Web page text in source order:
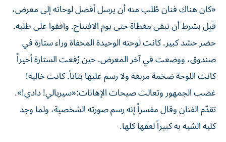
«كان هناك فنان طُلب منه أن يرسل أفضل لوحاته إلى معرض،
قَبِل بشرط أن تبقى مغطاة حتى يوم الافتتاح. وافقوا على طلبه.
حضر حشد كبير. كانت لوحته الوحيدة المخفاة وراء ستارة في
صندوق، ووضعت في آخر المعرض. حين رُفعت الستارة أخيراً
كانت اللوحة ضخمة مربعة ولا رسم عليها بتاتاً. كانت خالية!
غضب الجمهور وتعالت صيحات الإهانات:«سيريالي! دادي!».
تقدّم الفنان وقال مفسراً إنه رسم صورته الشخصية، ولما وجد
كلبه الشبه به كبيراً لعقها كلها.